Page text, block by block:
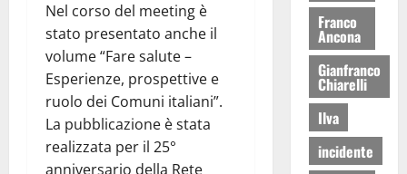
Nel corso del meeting è
stato presentato anche il
volume “Fare salute –
Esperienze, prospettive e
ruolo dei Comuni italiani”.
La pubblicazione è stata
realizzata per il 25°
anniversario della Rete
Franco
Ancona
Gianfranco
Chiarelli
Ilva
incidente